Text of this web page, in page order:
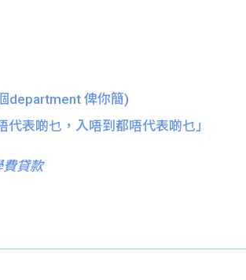
department 俾你簡)
表啲乜，入唔到都唔代表啲乜」
貸款